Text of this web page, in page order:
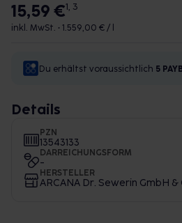
15,59 €1, 3
inkl. MwSt. • 1.559,00 € / l
Du erhältst voraussichtlich 5
Details
PZN
13543133
DARREICHUNGSFORM
-
HERSTELLER
ARCANA Dr. Sewerin GmbH &